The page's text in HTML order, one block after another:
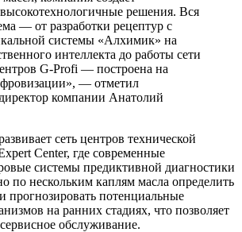
решения. Вся
— от разработки рецептур с
системы «Алхимик» на
интеллекта до работы сети
G-Profi — построена на
— отметил
компании Анатолий
сеть​ центров​ технической​
Center, где​ современные​
системы предиктивной диагностики
по нескольким каплям масла определить
прогнозировать потенциальные
на ранних стадиях, что позволяет
обслуживание.